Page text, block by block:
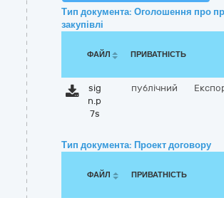
Тип документа: Оголошення про
закупівлі
ФАЙЛ ПРИВАТНІСТЬ
sig
n.p
7s
публічний
Тип документа: Проект договору
ФАЙЛ ПРИВАТНІСТЬ